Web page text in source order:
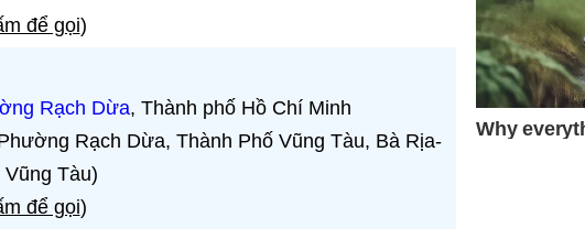
để gọi)
Rạch Dừa, Thành phố Hồ Chí Minh
Rạch Dừa, Thành Phố Vũng Tàu, Bà Rịa-
Tàu)
để gọi)